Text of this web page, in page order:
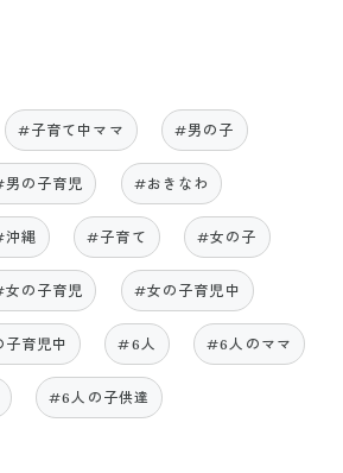
#子育て中ママ #男の子
の子育児 #おきなわ
縄 #子育て #女の子
の子育児 #女の子育児中
育児中 #6人 #6人のママ
#6人の子供達